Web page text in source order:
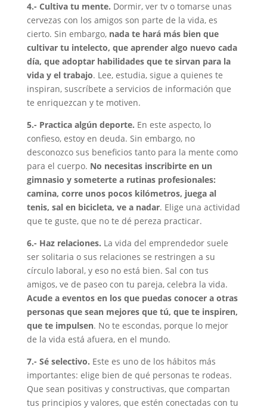
4.- Cultiva tu mente. Dormir, ver tv o tomarse unas
cervezas con los amigos son parte de la vida, es
cierto. Sin embargo, nada te hará más bien que
cultivar tu intelecto, que aprender algo nuevo cada
día, que adoptar habilidades que te sirvan para la
vida y el trabajo. Lee, estudia, sigue a quienes te
inspiran, suscríbete a servicios de información que
te enriquezcan y te motiven.
5.- Practica algún deporte. En este aspecto, lo
confieso, estoy en deuda. Sin embargo, no
desconozco sus beneficios tanto para la mente como
para el cuerpo. No necesitas inscribirte en un
gimnasio y someterte a rutinas profesionales:
camina, corre unos pocos kilómetros, juega al
tenis, sal en bicicleta, ve a nadar. Elige una actividad
que te guste, que no te dé pereza practicar.
6.- Haz relaciones. La vida del emprendedor suele
ser solitaria o sus relaciones se restringen a su
círculo laboral, y eso no está bien. Sal con tus
amigos, ve de paseo con tu pareja, celebra la vida.
Acude a eventos en los que puedas conocer a otras
personas que sean mejores que tú, que te inspiren,
que te impulsen. No te escondas, porque lo mejor
de la vida está afuera, en el mundo.
7.- Sé selectivo. Este es uno de los hábitos más
importantes: elige bien de qué personas te rodeas.
Que sean positivas y constructivas, que compartan
tus principios y valores, que estén conectadas con tu